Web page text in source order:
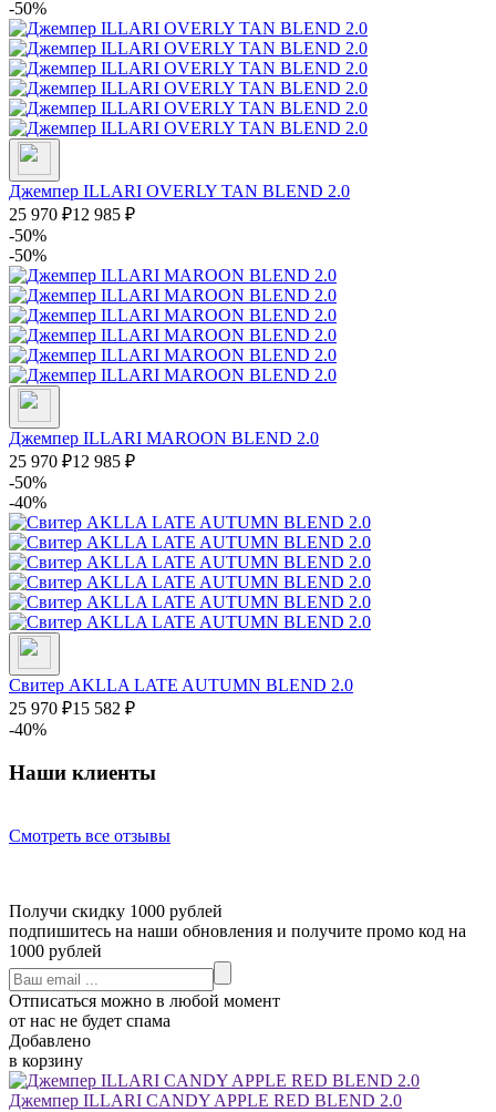
-50%
Джемпер ILLARI OVERLY TAN BLEND 2.0
25 970 ₽12 985 ₽
-50%
-50%
Джемпер ILLARI MAROON BLEND 2.0
25 970 ₽12 985 ₽
-50%
-40%
Свитер AKLLA LATE AUTUMN BLEND 2.0
25 970 ₽15 582 ₽
-40%
Наши клиенты
Смотреть все отзывы
Получи скидку 1000 рублей
подпишитесь на наши обновления и получите промо код на
1000 рублей
Отписаться можно в любой момент
от нас не будет спама
Добавлено
в корзину
Джемпер ILLARI CANDY APPLE RED BLEND 2.0